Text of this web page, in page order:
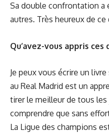
Sa double confrontation a
autres. Très heureux de ce
Qu’avez-vous appris
Je peux vous écrire un
au Real Madrid est un
tirer le meilleur de tous
comprendre que sans
La Ligue des champions